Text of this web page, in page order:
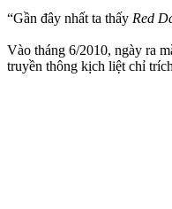
“Gần đây nhất ta thấy Red
Vào tháng 6/2010, ngày ra
truyền thông kịch liệt chỉ